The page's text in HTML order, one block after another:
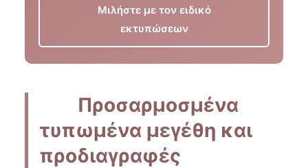
Μιλήστε με τον ειδικό
εκτυπώσεων
Προσαρμοσμένα
τυπωμένα μεγέθη και
προδιαγραφές